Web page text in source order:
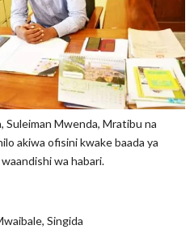
Suleiman Mwenda, Mratibu na
akiwa ofisini kwake baada ya
wa habari.
Singida